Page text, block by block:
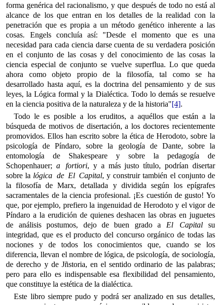
forma genérica del racionalismo, y que después de todo no está al
alcance de los que entran en los detalles de la realidad con la
penetración que es propia a un método genético inherente a las
cosas. Engels concluía así: "Desde el momento que es una
necesidad para cada ciencia darse cuenta de su verdadera posición
en el conjunto de las cosas y del conocimiento de las cosas la
ciencia especial de conjunto se vuelve superflua. Lo que queda
ahora como objeto propio de la filosofía, tal como se ha
desarrollado hasta aquí, es la doctrina del pensamiento y de sus
leyes, la Lógica formal y la Dialéctica. Todo lo demás se resuelve
en la ciencia positiva de la naturaleza y de la historia"[4].
Todo le es posible a los eruditos, a aquéllos que están a la
búsqueda de motivos de disertación, a los doctores recientemente
promovidos. Ellos han escrito sobre la ética de Herodoto, sobre la
psicología de Píndaro, sobre la geología de Dante, sobre la
entomología de Shakespeare y sobre la pedagogía de
Schopenhauer;a fortiori, y a más justo título, podrían disertar
sobre la lógica de El Capital, y construir también el conjunto de
la filosofía de Marx, detallada y dividida según los epígrafes
sacramentales de la ciencia profesional. ¡Es cuestión de gusto! Yo
que, por ejemplo, prefiero la ingenuidad de Herodoto y el vigor de
Píndaro a la erudición de quienes deshacen las obras en juguetes
de análisis postumos, dejo de buen grado a El Capital su
integridad, que es el producto del concurso orgánico de todas las
nociones y de todos los conocimientos que, cuando se los
diferencia, llevan el nombre de lógica, de psicología, de sociología,
de derecho y de Jñstoria, en el sentido ordinario de las palabras;
pero para ello es indispensable esa flexibilidad del pensamiento,
que constituye la estética de la dialéctica.
Este libro siempre pudo y podrá ser analizado en sus detalles,